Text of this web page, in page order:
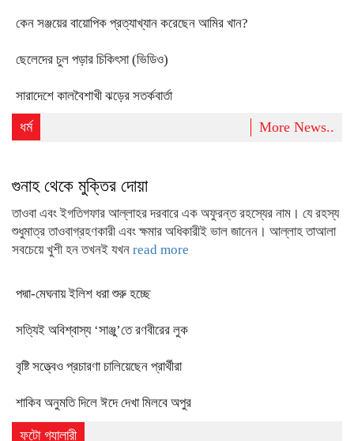
কেন সঞ্জয়ের বায়োপিক প্রত্যাখ্যান করেছেন আমির খান?
ছেলেদের চুল পড়ার চিকিৎসা (ভিডিও)
সারাদেশে কালবৈশাখী ঝড়ের সতর্কবার্তা
ধর্ম More News..
গুনাহ থেকে মুক্তির দোয়া
তাওবা এবং ইগতিগফার আল্লাহর দরবারে এক অফুরন্ত রহস্যের নাম। যে রহস্য
শুধুমাত্র তাওবাগ্রহণকারী এবং ক্ষমার অধিকারীই ভাল জানেন। আল্লাহ তাআলা
সবচেয়ে খুশী হন তখনই যখন read more
পদ্মা-মেঘনায় ইলিশ ধরা শুরু হচ্ছে
সত্যিই অবিশ্বাস্য ‘সাঞ্জু’তে রণবীরের লুক
বৃষ্টি সত্ত্বেও প্রচারণা চালিয়েছেন প্রার্থীরা
শাকিব অনুমতি দিলে ঈদে দেখা মিলবে অপুর
ফটো গ্যালারী